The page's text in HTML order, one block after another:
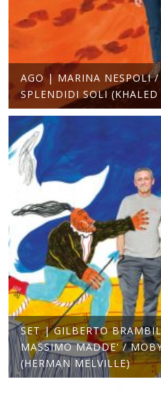
AGO | MARINA NESPOLI
SPLENDIDI SOLI (KHALED
SET | GILBERTO
MASSIMO MADDE' /
(HERMAN MELVILLE)